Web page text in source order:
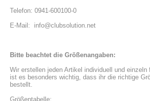
Telefon: 0941-600100-0
E-Mail:  info@clubsolution.net
Bitte beachtet die Größenangaben:
Wir erstellen jeden Artikel individuell und einzeln
ist es besonders wichtig, dass ihr die richtige
bestellt.
Größentabelle: